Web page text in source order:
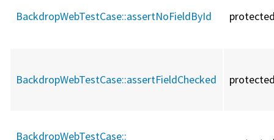
BackdropWebTestCase::assertNoFieldById
BackdropWebTestCase::assertFieldChecked
BackdropWebTestCase::